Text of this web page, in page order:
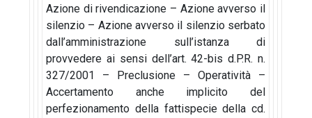
Azione di rivendicazione – Azione avverso il
silenzio – Azione avverso il silenzio serbato
dall’amministrazione sull’istanza di
provvedere ai sensi dell’art. 42-bis d.P.R. n.
327/2001 – Preclusione – Operatività –
Accertamento anche implicito del
perfezionamento della fattispecie della cd.